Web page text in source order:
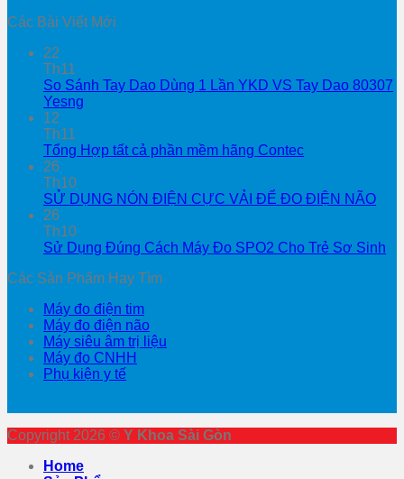
Các Bài Viết Mới
22
Th11
So Sánh Tay Dao Dùng 1 Lần YKD VS Tay Dao 80307
Yesng
12
Th11
Tổng Hợp tất cả phần mềm hãng Contec
26
Th10
SỬ DỤNG NÓN ĐIỆN CỰC VẢI ĐỂ ĐO ĐIỆN NÃO
26
Th10
Sử Dụng Đúng Cách Máy Đo SPO2 Cho Trẻ Sơ Sinh
Các Sản Phẩm Hay Tìm
Máy đo điện tim
Máy đo điện não
Máy siêu âm trị liệu
Máy đo CNHH
Phụ kiện y tế
Copyright 2026 © Y Khoa Sài Gòn
Home